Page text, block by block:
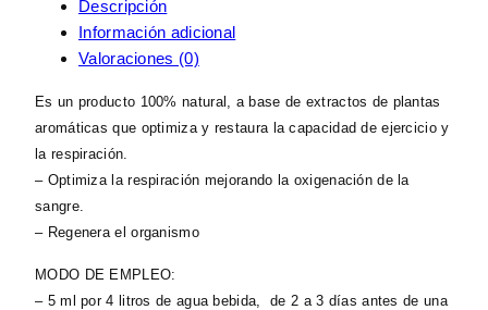
Descripción
Información adicional
Valoraciones (0)
Es un producto 100% natural, a base de extractos de plantas
aromáticas que optimiza y restaura la capacidad de ejercicio y
la respiración.
– Optimiza la respiración mejorando la oxigenación de la
sangre.
– Regenera el organismo
MODO DE EMPLEO:
– 5 ml por 4 litros de agua bebida, de 2 a 3 días antes de una